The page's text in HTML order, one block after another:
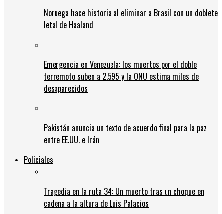
Noruega hace historia al eliminar a Brasil con un doblete
letal de Haaland
Emergencia en Venezuela: los muertos por el doble
terremoto suben a 2.595 y la ONU estima miles de
desaparecidos
Pakistán anuncia un texto de acuerdo final para la paz
entre EE.UU. e Irán
Policiales
Tragedia en la ruta 34: Un muerto tras un choque en
cadena a la altura de Luis Palacios